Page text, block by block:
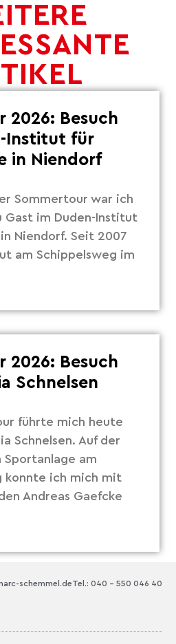
2026: Besuch
Institut für
in Niendorf
Sommertour war ich
Gast im Duden-Institut
Niendorf. Seit 2007
am Schippelsweg im
2026: Besuch
Schnelsen
führte mich heute
Schnelsen. Auf der
Sportanlage am
konnte ich mich mit
Andreas Gaefcke
Tel.: 040 – 550 046 40
schemmel.de